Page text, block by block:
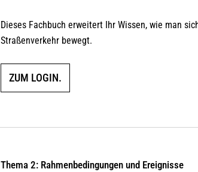
Dieses Fachbuch erweitert Ihr Wissen, wie man
Straßenverkehr bewegt.
ZUM LOGIN.
Thema 2: Rahmenbedingungen und Ereignisse